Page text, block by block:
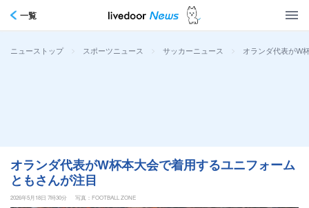
一覧
ニューストップ > スポーツニュース > サッカーニュース > オランダ代表がW
オランダ代表がW杯本大会で着用するユニフォーム
ともさんが注目
2026年5月18日 7時30分 写真：FOOTBALL ZONE